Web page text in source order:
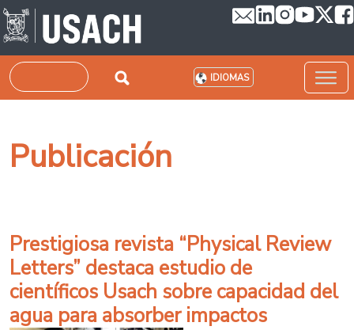
Pasar al contenido principal
Buscar IDIOMAS
Publicación
Prestigiosa revista “Physical Review
Letters” destaca estudio de
científicos Usach sobre capacidad del
agua para absorber impactos